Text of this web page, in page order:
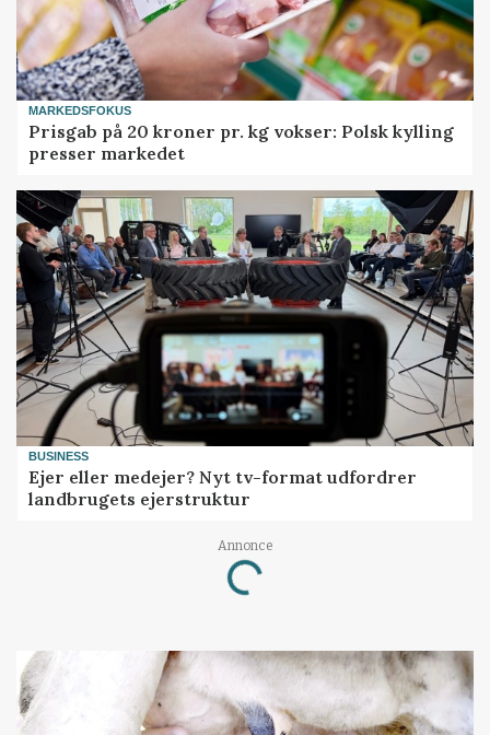
MARKEDSFOKUS
Prisgab på 20 kroner pr. kg vokser: Polsk kylling
presser markedet
BUSINESS
Ejer eller medejer? Nyt tv-format udfordrer
landbrugets ejerstruktur
Annonce
Loading...